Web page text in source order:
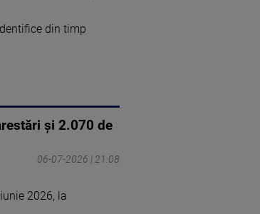
din timp
și 2.070 de
06-07-2026 | 21:08
2026, la